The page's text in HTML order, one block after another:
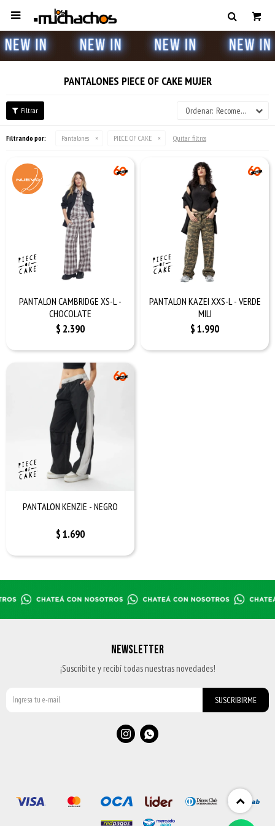

PANTALONES PIECE OF CAKE MUJER
Recomendados
Filtrando por: Pantalones PIECE OF CAKE Quitar filtros
PANTALON CAMBRIDGE XS-L -
CHOCOLATE
$ 2.390
PANTALON KAZEI XXS-L - VERDE
MILI
$1.990
PANTALON KENZIE - NEGRO
$1.690
NEWSLETTER
¡Suscribite y recibí todas nuestras novedades!
SUSCRIBIRME
 